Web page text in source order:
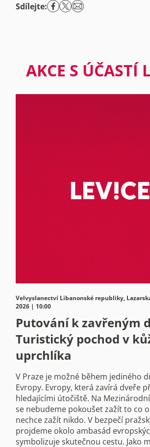
Sdílejte:
AKCE S ÚČASTÍ
Velvyslanectví Libanonské republiky,
2026 | 10:00
Putování k zavřeným
Turistický pochod v
uprchlíka
V Praze je možné během jediného
Evropy. Evropy, která zavírá dveře
hledajícími útočiště. Na
se nebudeme pokoušet zažít to co
nechce zažít nikdo. V bezpečí
projdeme okolo ambasád
symbolizuje skutečnou cestu. Jako